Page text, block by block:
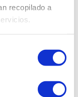
recopilado a